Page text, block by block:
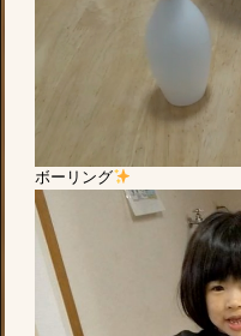
ボーリング